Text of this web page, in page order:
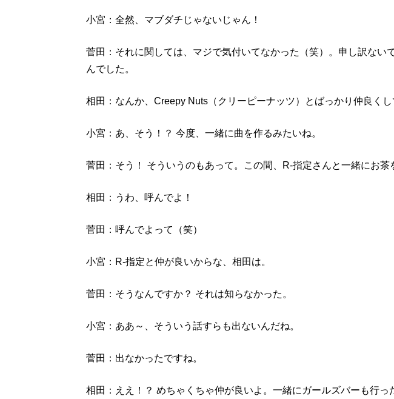
小宮：全然、マブダチじゃないじゃん！
菅田：それに関しては、マジで気付いてなかった（笑）。申し訳ない
んでした。
相田：なんか、Creepy Nuts（クリーピーナッツ）とばっかり仲良くし
小宮：あ、そう！？ 今度、一緒に曲を作るみたいね。
菅田：そう！ そういうのもあって。この間、R-指定さんと一緒にお茶
相田：うわ、呼んでよ！
菅田：呼んでよって（笑）
小宮：R-指定と仲が良いからな、相田は。
菅田：そうなんですか？ それは知らなかった。
小宮：ああ～、そういう話すらも出ないんだね。
菅田：出なかったですね。
相田：ええ！？ めちゃくちゃ仲が良いよ。一緒にガールズバーも行っ